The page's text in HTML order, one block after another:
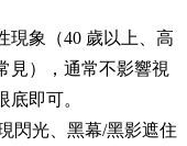
現象（40 歲以上、高
見），通常不影響視
即可。
閃光、黑幕/黑影遮住